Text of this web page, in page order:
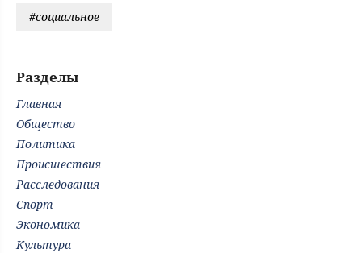
#социальное
Разделы
Главная
Общество
Политика
Происшествия
Расследования
Спорт
Экономика
Культура